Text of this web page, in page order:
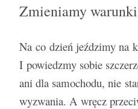
Zmieniamy
Na co dzień jeździmy na
I powiedzmy sobie
ani dla samochodu, nie
wyzwania. A wręcz